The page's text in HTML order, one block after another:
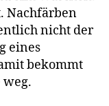
Nachfärben
nicht der
eines
bekommt